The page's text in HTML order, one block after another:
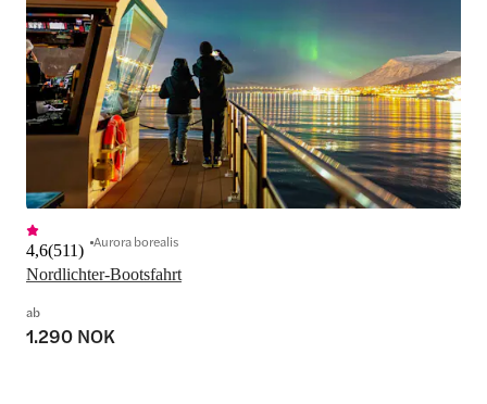
Nordlichter-Bootsfahrt
4,6(511) Aurora borealis
ab
1.290 NOK